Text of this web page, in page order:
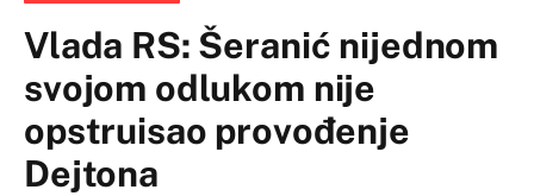
Vlada RS: Šeranić nijednom
svojom odlukom nije
opstruisao provođenje
Dejtona